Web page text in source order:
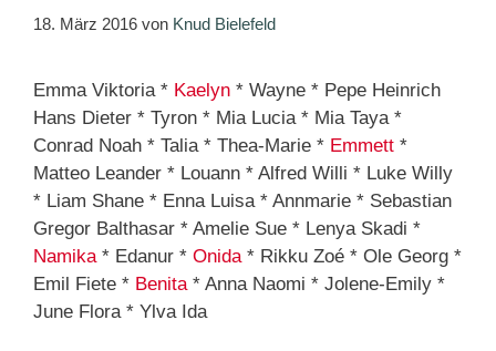
18. März 2016 von Knud Bielefeld
Emma Viktoria * Kaelyn * Wayne * Pepe Heinrich
Hans Dieter * Tyron * Mia Lucia * Mia Taya *
Conrad Noah * Talia * Thea-Marie * Emmett *
Matteo Leander * Louann * Alfred Willi * Luke Willy
* Liam Shane * Enna Luisa * Annmarie * Sebastian
Gregor Balthasar * Amelie Sue * Lenya Skadi *
Namika * Edanur * Onida * Rikku Zoé * Ole Georg *
Emil Fiete * Benita * Anna Naomi * Jolene-Emily *
June Flora * Ylva Ida